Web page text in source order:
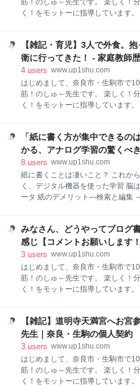
導報告 のハッシュタグで簡単な指
考えの奈良市・生駒市のみなさん
てくださいね(*^^*)♪ #家庭教師 #本
分 中3Aちゃん 因数分解復習と方程
筋！のしゅ～先生です。 楽しく！
く！をモットーに指導しています
プリン噴射事件 宿題忘れました事
事件 厨二病事件 デュエマで泣かせ
言いたいのか全く分からない事件
た事件 脱走マジ鬼ごっこ事件 短編
い仕事生活。みなさんも育児や仕
ょっとした珍事件は起こると思いま
意：小説風にするためマーカー、
ていません。また記事は完全なフ
ませんが事実よりも少しだけ大げ
いる
【雑記・育児】3人で外食。
衛に行ってきた！ - 家庭教師
駒の個人契約
4 users www.up1shu.com
はじめまして、奈良市・生駒市で
筋！のしゅ～先生です。 楽しく！
く！をモットーに指導しています
お味 料金&感想 3人でご飯 嫁の里
週間。色々大変です(｡>﹏<｡)今日
ちゃんと3人でご飯を食べに行きま
人でラーメン屋に行ってきたので
は初めてです。 www.up1shu.com
ある忠兵衛という昔ながらのお寿司
た。抱っこひもをつけてレッツゴ
の外観と料理のお味 外観、内観撮
個室のテーブル席があり、
「紙に書く方が集中できるの
かる、アナログ学習の驚くべ
ゅ～先生｜奈良・生駒の個人契
8 users www.up1shu.com
紙に書くことは凄いこと？ これか
く、デジタル機器を使った学習 脳
ータ 紙のデメリット―検索と編集
す！その中で僕にとっては意外で
がありましたので引用させていた
www.up1shu.com id:sai_kurashi
面白く拝読させていただきました！
出しててすごい…！ 私はなんとな
に書きます。 毎回順序も定まって
んと計画されてるなんて！ テーマ
たりばったりで書いてるの
みなさん、どうやってブログ
感じ【コメントお願いします
先生｜奈良・生駒の個人契約
3 users www.up1shu.com
はじめまして、奈良市・生駒市で
筋！のしゅ～先生です。 楽しく！
く！をモットーに指導しています
い！ 家庭教師、勉強系のメイン記
ド選定 ②アウトライン（構成）を
に書く、短いものはTwitterに ④装飾
合 ①まず写真・リンクを全部貼る
メントを3行くらい書いていく ぜ
を教えて下さい！ ブログの書き方
【雑記】道明寺天満宮へお宮
先生｜奈良・生駒の個人契約
3 users www.up1shu.com
はじめまして、奈良市・生駒市で
筋！のしゅ～先生です。 楽しく！
く！をモットーに指導しています